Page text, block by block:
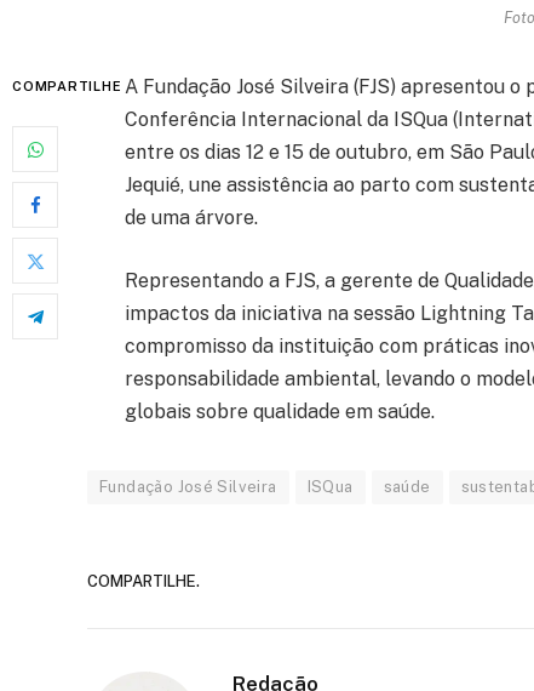
COMPARTILHE A Fundação José Silveira (FJS) apresentou o
Conferência Internacional da ISQua
entre os dias 12 e 15 de outubro, em São
Jequié, une assistência ao parto com
de uma árvore.
Representando a FJS, a gerente de
impactos da iniciativa na sessão Lightning
compromisso da instituição com práticas
responsabilidade ambiental, levando o
globais sobre qualidade em saúde.
Fundação José Silveira ISQua saúde
COMPARTILHE.
Redação